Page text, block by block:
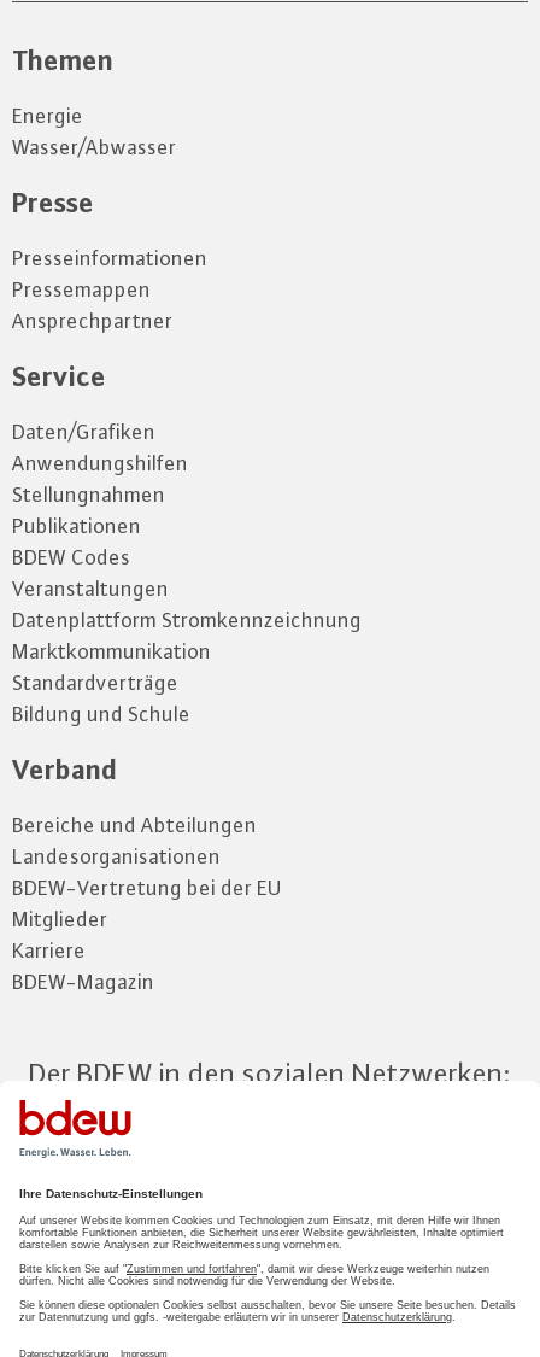
Themen
Energie
Wasser/Abwasser
Presse
Presseinformationen
Pressemappen
Ansprechpartner
Service
Daten/Grafiken
Anwendungshilfen
Stellungnahmen
Publikationen
BDEW Codes
Veranstaltungen
Datenplattform Stromkennzeichnung
Marktkommunikation
Standardverträge
Bildung und Schule
Verband
Bereiche und Abteilungen
Landesorganisationen
BDEW-Vertretung bei der EU
Mitglieder
Karriere
BDEW-Magazin
Der BDEW in den sozialen Netzwerken:
Zum Mitgliederbereich
LOGIN